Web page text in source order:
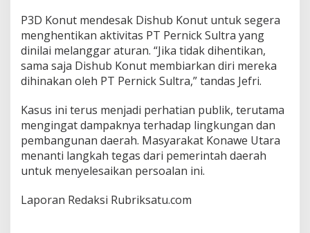
P3D Konut mendesak Dishub Konut untuk segera
menghentikan aktivitas PT Pernick Sultra yang
dinilai melanggar aturan. “Jika tidak dihentikan,
sama saja Dishub Konut membiarkan diri mereka
dihinakan oleh PT Pernick Sultra,” tandas Jefri.
Kasus ini terus menjadi perhatian publik, terutama
mengingat dampaknya terhadap lingkungan dan
pembangunan daerah. Masyarakat Konawe Utara
menanti langkah tegas dari pemerintah daerah
untuk menyelesaikan persoalan ini.
Laporan Redaksi Rubriksatu.com